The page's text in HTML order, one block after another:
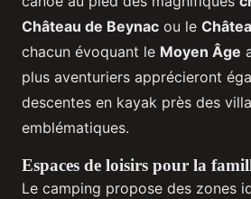
Château de Beynac ou le
chacun évoquant le Moyen Âge
plus aventuriers apprécieront
descentes en kayak près des
emblématiques.
Espaces de loisirs pour la
Le camping propose des zones